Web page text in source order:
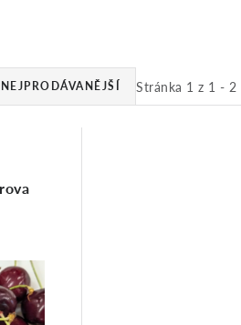
Stránka 1 z 1 - 2
NEJPRODÁVANĚJŠÍ